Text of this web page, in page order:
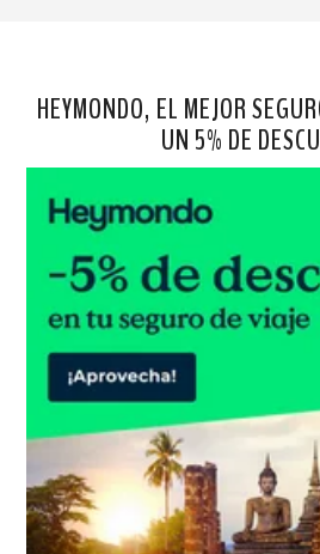
HEYMONDO, EL MEJOR
UN 5% DE